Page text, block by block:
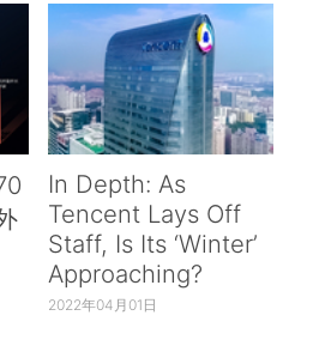
In Depth: As
Tencent Lays Off
Staff, Is Its ‘Winter’
Approaching?
2022年04月01日